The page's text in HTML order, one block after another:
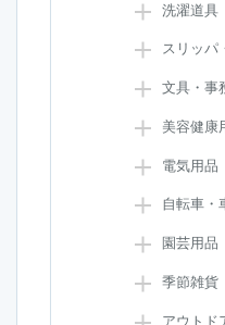
洗濯道具
スリッパ
文具・事
美容健康
電気用品
自転車・
園芸用品
季節雑貨
アウトド